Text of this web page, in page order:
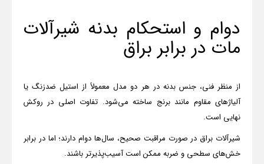
دوام و استحکام بدنه شیرآلات
مات در برابر براق
از منظر فنی، جنس بدنه در هر دو مدل معمولاً از استیل ضدزنگ یا
آلیاژهای مقاوم مانند برنج ساخته می‌شود. تفاوت اصلی در روکش
نهایی است.
شیرآلات براق در صورت مراقبت صحیح، سال‌ها دوام دارند؛ اما در برابر
خش‌های سطحی و ضربه ممکن است آسیب‌پذیرتر باشند.